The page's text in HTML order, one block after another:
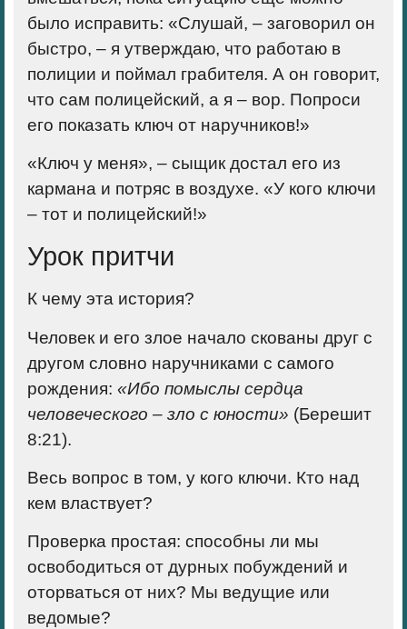
было исправить: «Слушай, – заговорил он
быстро, – я утверждаю, что работаю в
полиции и поймал грабителя. А он говорит,
что сам полицейский, а я – вор. Попроси
его показать ключ от наручников!»
«Ключ у меня», – сыщик достал его из
кармана и потряс в воздухе. «У кого ключи
– тот и полицейский!»
Урок притчи
К чему эта история?
Человек и его злое начало скованы друг с
другом словно наручниками с самого
рождения: «Ибо помыслы сердца
человеческого – зло с юности» (Берешит
8:21).
Весь вопрос в том, у кого ключи. Кто над
кем властвует?
Проверка простая: способны ли мы
освободиться от дурных побуждений и
оторваться от них? Мы ведущие или
ведомые?